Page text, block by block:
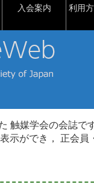
入会案内 利用
触媒学会の会誌で
示ができ， 正会